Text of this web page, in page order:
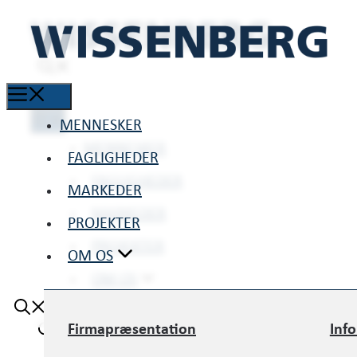
MENNESKER
FAGLIGHEDER
MARKEDER
PROJEKTER
Firmapræsentation
MENNESKER
FAGLIGHEDER
MARKEDER
PROJEKTER
OM OS
Firmapræsentation